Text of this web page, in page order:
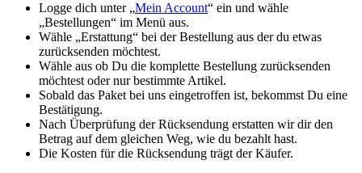
Logge dich unter „Mein Account“ ein und wähle
„Bestellungen“ im Menü aus.
Wähle „Erstattung“ bei der Bestellung aus der du etwas
zurücksenden möchtest.
Wähle aus ob Du die komplette Bestellung zurücksenden
möchtest oder nur bestimmte Artikel.
Sobald das Paket bei uns eingetroffen ist, bekommst Du eine
Bestätigung.
Nach Überprüfung der Rücksendung erstatten wir dir den
Betrag auf dem gleichen Weg, wie du bezahlt hast.
Die Kosten für die Rücksendung trägt der Käufer.